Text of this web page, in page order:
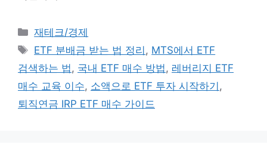
카테고리
재테크/경제
태그
ETF 분배금 받는 법 정리 , MTS에서 ETF
검색하는 법, 국내 ETF 매수 방법, 레버리지 ETF
매수 교육 이수, 소액으로 ETF 투자 시작하기 ,
퇴직연금 IRP ETF 매수 가이드